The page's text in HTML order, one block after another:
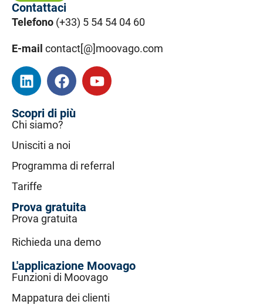
Contattaci
Telefono (+33) 5 54 54 04 60
E-mail contact[@]moovago.com
Scopri di più
Chi siamo?
Unisciti a noi
Programma di referral
Tariffe
Prova gratuita
Prova gratuita
Richieda una demo
L'applicazione Moovago
Funzioni di Moovago
Mappatura dei clienti